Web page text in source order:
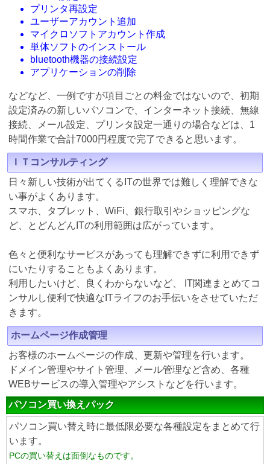
プリンタ再設定
ユーザーアカウント追加
マイクロソフトアカウント作成
単体ソフトのインストール
bluetooth機器の接続設定
アプリケーションの削除
などなど、一例ですが項目ごとの料金ではないので、初期
設定済みの新しいパソコンで、インターネット接続、無線
接続、メール設定、プリンタ設定一通りの場合などは、1
時間作業で合計7000円程度で完了できると思います。
ＩＴコンサルティング
日々新しい技術が出てくるITの世界では難しく理解できな
い事がよくあります。
スマホ、タブレット、WiFi、銀行取引やショッピングな
ど、とどんどんITの利用範囲は広がっています。
色々と便利なサービスがあっても理解できずに利用できず
にいたりすることもよくあります。
利用したいけど、良くわからないなど、 IT関連まとめてコ
ンサルし便利で快適なITライフのお手伝いをさせていただ
きます。
ホームページ作成管理
お客様のホームページの作成、更新や管理を行います。
ドメイン管理やサイト管理、メール管理など含め、各種
WEBサービスの導入管理やアシストなどを行います。
パソコン買い換えパック
パソコン買い替え時に最低限必要な各種設定をまとめて行
います。
PCの買い替えは面倒なものです。